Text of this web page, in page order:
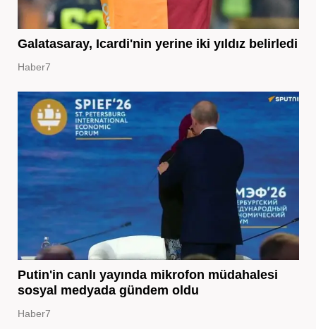
Galatasaray, Icardi'nin yerine iki yıldız belirledi
Haber7
Putin'in canlı yayında mikrofon müdahalesi
sosyal medyada gündem oldu
Haber7